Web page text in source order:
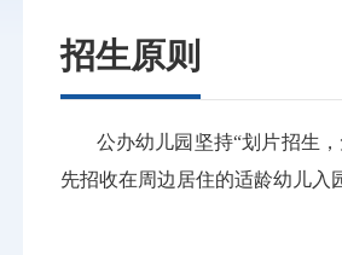
招生原则
公办幼儿园坚持“划片招生，
先招收在周边居住的适龄幼儿入